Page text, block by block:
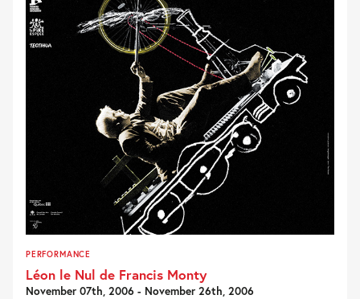
PERFORMANCE
Léon le Nul de Francis Monty
November 07th, 2006 - November 26th, 2006